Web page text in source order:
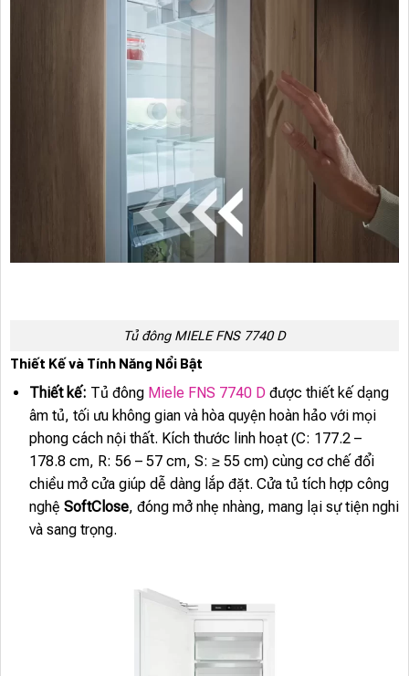
Tủ đông MIELE FNS 7740 D
Thiết Kế và Tính Năng Nổi Bật
Thiết kế: Tủ đông Miele FNS 7740 Dđược thiết kế dạng
âm tủ, tối ưu không gian và hòa quyện hoàn hảo với mọi
phong cách nội thất. Kích thước linh hoạt (C: 177.2 –
178.8 cm, R: 56 – 57 cm, S: ≥ 55 cm) cùng cơ chế đổi
chiều mở cửa giúp dễ dàng lắp đặt. Cửa tủ tích hợp công
nghệ SoftClose, đóng mở nhẹ nhàng, mang lại sự tiện nghi
và sang trọng.